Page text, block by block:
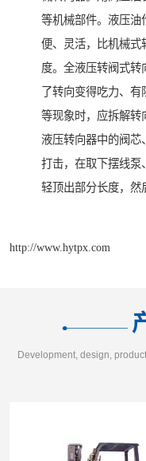
等机械部件。液压油
便、灵活，比机械式
度。全液压转阀式转
了转向变得吃力、
等现象时，应拆解转
液压转向器中的阀芯
打击，在取下摆线泵
轻顶出部分长度，然
http://www.hytpx.com